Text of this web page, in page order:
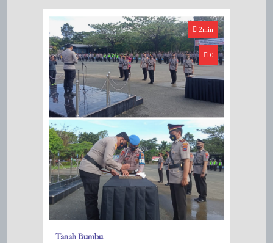
2min
0
Tanah Bumbu